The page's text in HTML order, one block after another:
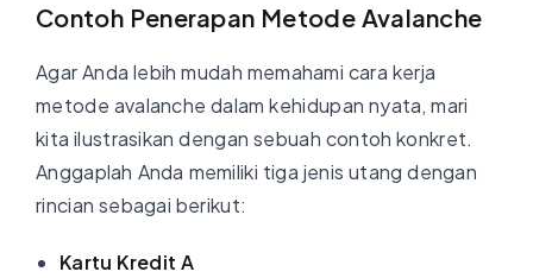
Contoh Penerapan Metode Avalanche
Agar Anda lebih mudah memahami cara kerja
metode avalanche dalam kehidupan nyata, mari
kita ilustrasikan dengan sebuah contoh konkret.
Anggaplah Anda memiliki tiga jenis utang dengan
rincian sebagai berikut:
Kartu Kredit A